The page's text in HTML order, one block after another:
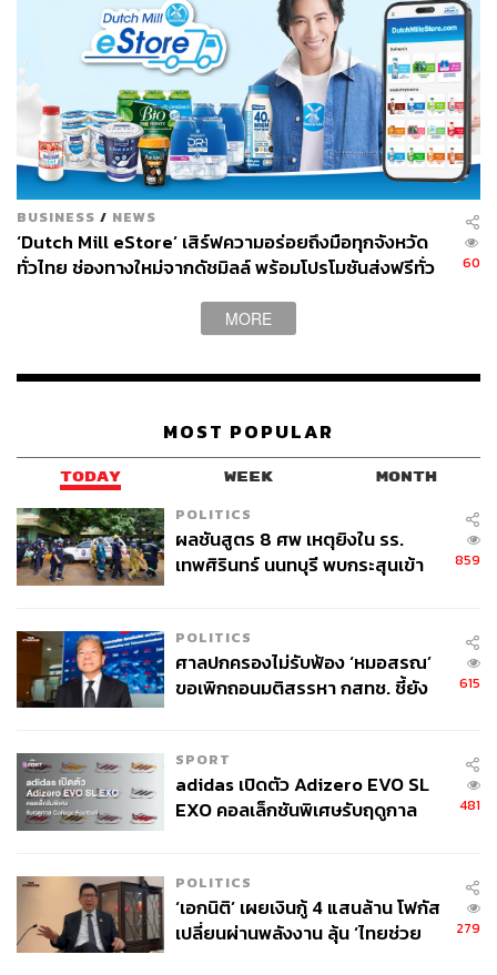
Breakfast Party
หนึ่งทศวรรษ กับการจัดงานปาร์ตี้อาหารเช้าครั้งแรกที่จะ
เปลี่ยนภาพจำมื้อเช้าแบบเดิมๆ ให้กลายเป็นพื้นที่แห่งความ
สนุกและการพบปะสังสรรค์ งานนี้ Kay’s ตั้งใจขอบคุณทุกคน
49 บรรยากาศปาร์ตี้มื้อสายที่อัดแน่นไปด้วยอาหารเลิศรส
เสียงเพลงจากดีเจ กิจกรรมเวิร์กช็อปเก๋ๆ และโอกาสในการ
ทำความรู้จักกับเพื่อนใหม่ที่มีไลฟ์สไตล์เดียวกัน
แต่คือวัฒนธรรมและช่วงเวลาที่ดีของชาวกรุงเทพฯ บัตร
ราคา 1,290 บาท ใบนี้จะเปิดประตูให้คุณเข้าสู่โลกของ Kay’s
แบบไม่จำกัดทั้งอาหารที่เติมได้ไม่อั้น และกิจกรรมสุด
สร้างสรรค์ที่คัดสรรมาเพื่อคอมมูนิตี้โดยเฉพาะ
BUSINESS / NEWS
‘Dutch Mill eStore’ เสิร์ฟความอร่อยถึงมือทุกจังหวัด
ทั่วไทย ช่องทางใหม่จากดัชมิลล์ พร้อมโปรโมชันส่งฟรีทั่ว
เย็นตรงจากโรงงาน [ADVERTORIAL]
60
MORE
MOST POPULAR
TODAY WEEK MONTH
POLITICS
ผลชันสูตร 8 ศพ เหตุยิงใน รร.
เทพศิรินทร์ นนทบุรี พบกระสุนเข้า
859
POLITICS
ศาลปกครองไม่รับฟ้อง ‘หมอสรณ’
ขอเพิกถอนมติสรรหา กสทช. ชี้ยัง
615
SPORT
adidas เปิดตัว Adizero EVO SL
EXO คอลเล็กชันพิเศษรับฤดูกาล
481
POLITICS
‘เอกนิติ’ เผยเงินกู้ 4 แสนล้าน โฟกัส
เปลี่ยนผ่านพลังงาน ลุ้น ‘ไทยช่วย
279